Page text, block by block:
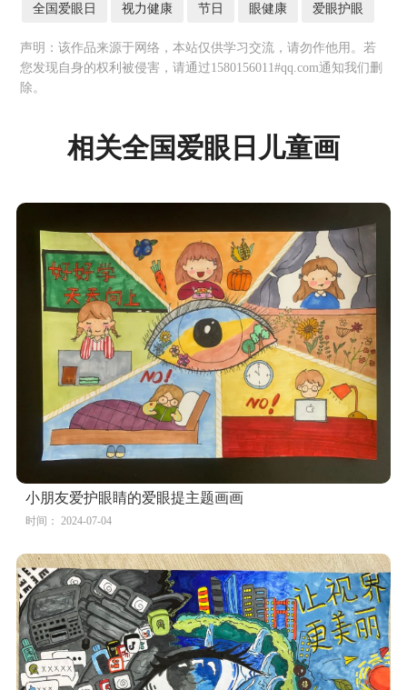
全国爱眼日 视力健康 节日 眼健康 爱眼护眼
声明：该作品来源于网络，本站仅供学习交流，请勿作他用。若
您发现自身的权利被侵害，请通过1580156011#qq.com通知我们删
除。
相关全国爱眼日儿童画
小朋友爱护眼睛的爱眼提主题画画
时间： 2024-07-04